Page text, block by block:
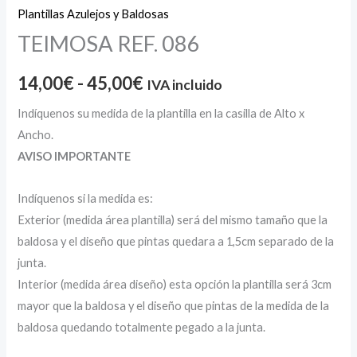
Plantillas Azulejos y Baldosas
TEIMOSA REF. 086
14,00€- 45,00€
14,00€
hasta
45,00€
IVA incluido
Indíquenos su medida de la plantilla en la casilla de Alto x
Ancho.
AVISO IMPORTANTE
Indíquenos si la medida es:
Exterior (medida área plantilla) será del mismo tamaño que la
baldosa y el diseño que pintas quedara a 1,5cm separado de la
junta.
Interior (medida área diseño) esta opción la plantilla será 3cm
mayor que la baldosa y el diseño que pintas de la medida de la
baldosa quedando totalmente pegado a la junta.